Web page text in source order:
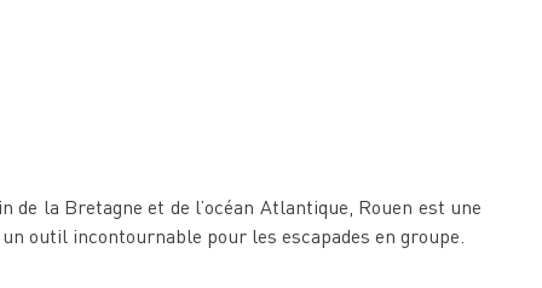
la Bretagne et de l’océan Atlantique, Rouen est une
outil incontournable pour les escapades en groupe.